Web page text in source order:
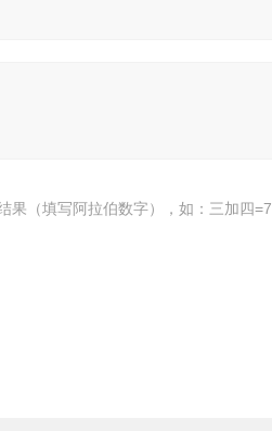
果（填写阿拉伯数字），如：三加四=7